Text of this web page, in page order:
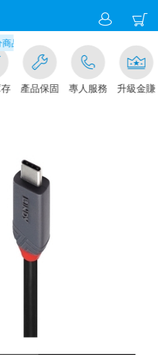
不適用)-請點我看
產品保固 專人服務 升級金賺